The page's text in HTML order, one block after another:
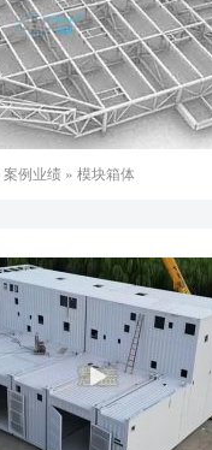
案例业绩 » 模块箱体